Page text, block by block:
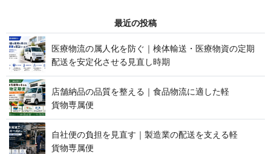
最 近 の 投 稿
医療物流の属人化を防ぐ｜検体輸送・医療物資の定期
配送を安定化させる見 直 し 時 期
店舗納品の品質を整える｜食品物流に適した軽
貨 物 専 属 便
自社便の負担を見直す｜製造業の配送を支える軽
貨 物 専 属 便